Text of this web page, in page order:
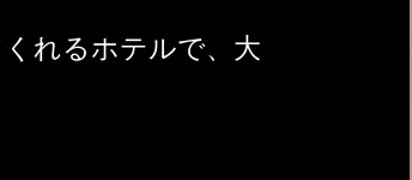
れるホテルで、大